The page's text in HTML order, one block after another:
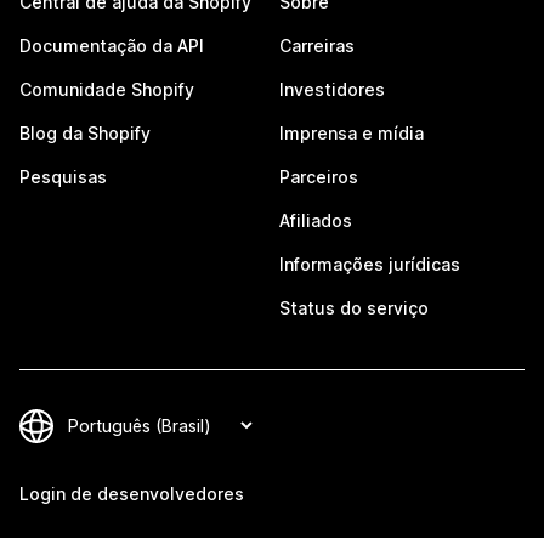
Documentação da API
Comunidade Shopify
Blog da Shopify
Pesquisas
Carreiras
Investidores
Imprensa e mídia
Parceiros
Afiliados
Informações jurídicas
Status do serviço
Login de desenvolvedores